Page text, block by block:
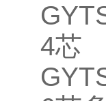
4芯